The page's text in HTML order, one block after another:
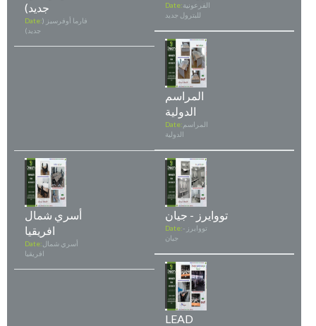
جديد)
Date:فارما أوفرسيز (
جديد)
Date:الفرعونية
للبترول جديد
المراسم
الدولية
Date: المراسم
الدولية
أسري شمال
افريقيا
Date: أسري شمال
افريقيا
تووايرز - جيان
Date:تووايرز -
جيان
LEAD